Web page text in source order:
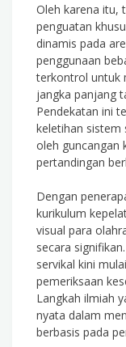
Oleh karena itu,
penguatan
dinamis pada
penggunaan
terkontrol untuk
jangka panjang
Pendekatan ini
keletihan sistem
oleh guncangan
pertandingan
Dengan
kurikulum
visual para
secara
servikal kini
pemeriksaan
Langkah ilmiah
nyata dalam
berbasis pada